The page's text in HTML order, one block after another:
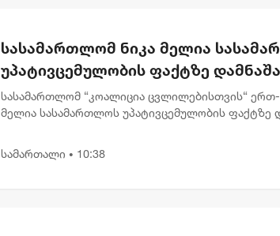
სასამართლომ ნიკა მელია
უპატივცემულობის ფაქტზე
სასამართლომ “კოალიცია ცვლილებისთვის“
მელია სასამართლოს უპატივცემულობის ფაქტზე
სამართალი • 10:38